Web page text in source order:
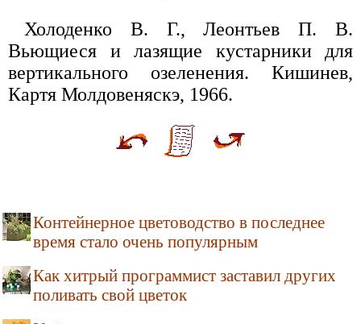
Холоденко В. Г., Леонтьев П. В.
Вьющиеся и лазящие кустарники для
вертикального озеленения. Кишинев,
Картя Молдовеняскэ, 1966.
Контейнерное цветоводство в последнее
время стало очень популярным
Как хитрый программист заставил других
поливать свой цветок